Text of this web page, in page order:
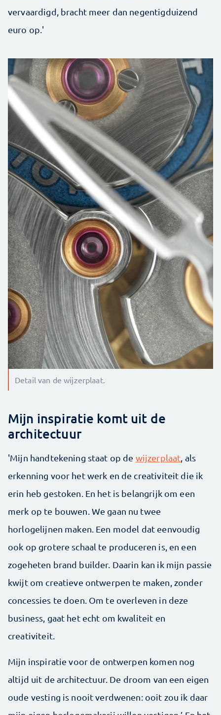
vervaardigd, bracht meer dan negentig­duizend
euro op.'
Detail van de wijzerplaat.
Mijn inspiratie komt uit de
architectuur
'Mijn handtekening staat op de wijzerplaat, als
erkenning voor het werk en de creativiteit die ik
erin heb gestoken. En het is belangrijk om een
merk op te bouwen. We gaan nu twee
horlogelijnen maken. Een model dat eenvoudig
ook op grotere schaal te produceren is, en een
zogeheten brand builder. Daarin kan ik mijn passie
kwijt om creatieve ontwerpen te maken, zonder
concessies te doen. Om te overleven in deze
business, gaat het echt om kwaliteit en
creativiteit.
Mijn inspiratie voor de ontwerpen komen nog
altijd uit de architectuur. De droom van een eigen
oude vesting is nooit verdwenen: ooit zou ik daar